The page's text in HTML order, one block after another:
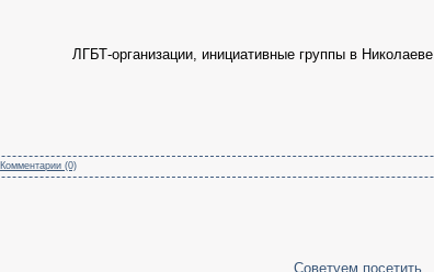
ЛГБТ-организации, инициативные группы в Николаеве.
Комментарии (0)
Советуем посетить